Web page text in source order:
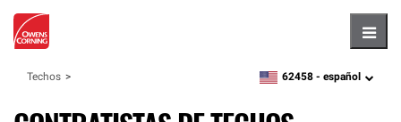
Techos zipcode,language
62458 - español